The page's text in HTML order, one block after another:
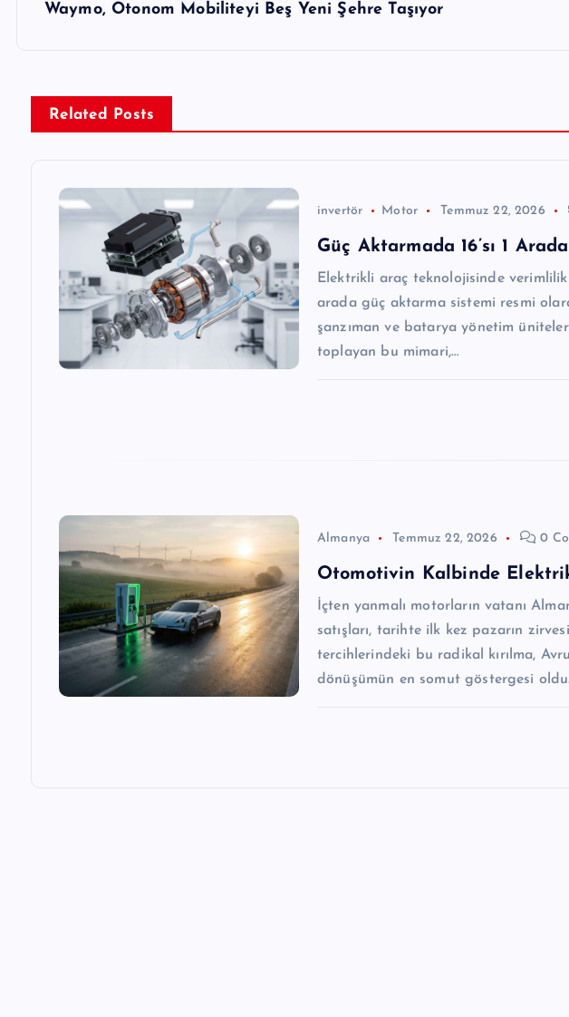
Waymo, Otonom Mobiliteyi Beş Yeni Şehre Taşıyor
Related Posts
invertör Motor Temmuz 22, 2026
Güç Aktarmada 16’sı 1
Elektrikli araç teknolojisinde verimlilik
arada güç aktarma sistemi resmi
şanzıman ve batarya yönetim
toplayan bu mimari,…
Almanya Temmuz 22, 2026 0
Otomotivin Kalbinde
İçten yanmalı motorların vatanı
satışları, tarihte ilk kez pazarın
tercihlerindeki bu radikal kırılma,
dönüşümün en somut göstergesi